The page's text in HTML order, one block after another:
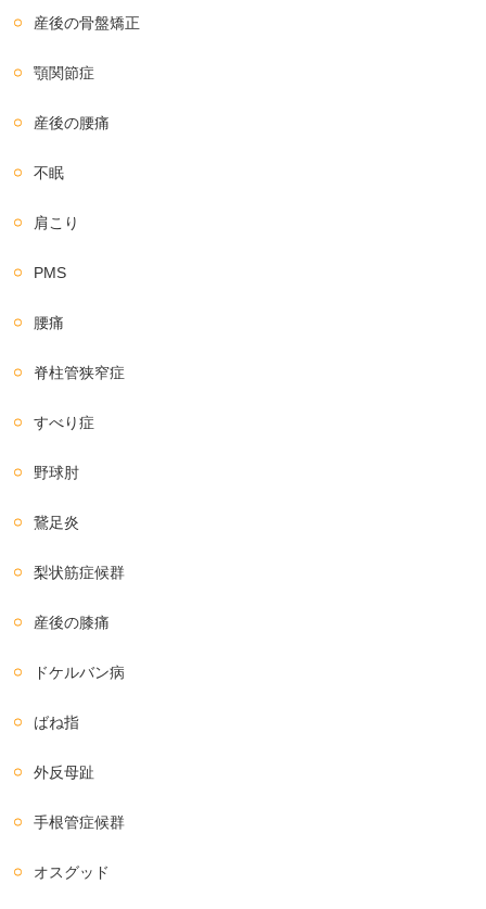
産後の骨盤矯正
顎関節症
産後の腰痛
不眠
肩こり
PMS
腰痛
脊柱管狭窄症
すべり症
野球肘
鵞足炎
梨状筋症候群
産後の膝痛
ドケルバン病
ばね指
外反母趾
手根管症候群
オスグッド